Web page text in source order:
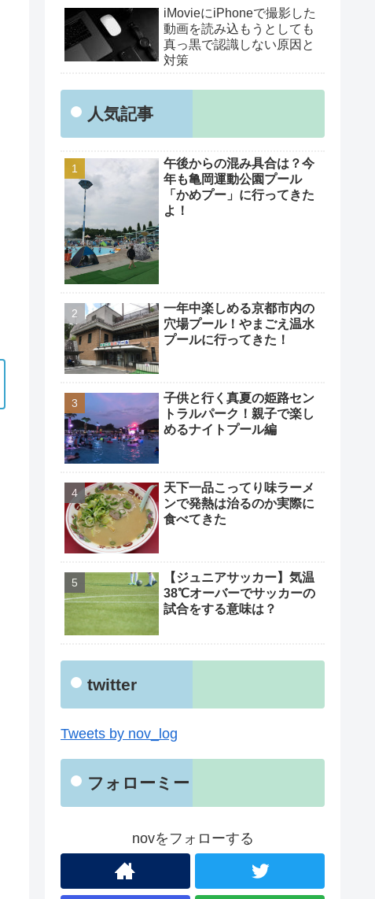
iMovieにiPhoneで撮影した
動画を読み込もうとしても
真っ黒で認識しない原因と
対策
人気記事
午後からの混み具合は？今
年も亀岡運動公園プール
「かめプー」に行ってきた
よ！
一年中楽しめる京都市内の
穴場プール！やまごえ温水
プールに行ってきた！
子供と行く真夏の姫路セン
トラルパーク！親子で楽し
めるナイトプール編
天下一品こってり味ラーメ
ンで発熱は治るのか実際に
食べてきた
【ジュニアサッカー】気温
38℃オーバーでサッカーの
試合をする意味は？
twitter
Tweets by nov_log
フォローミー
novをフォローする